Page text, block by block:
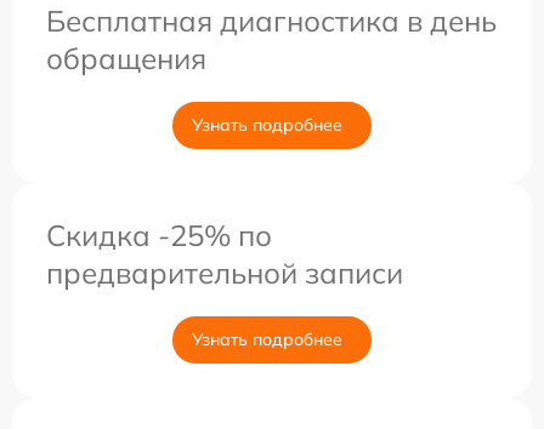
Бесплатная диагностика в день
обращения
Узнать подробнее
Скидка -25% по
предварительной записи
Узнать подробнее